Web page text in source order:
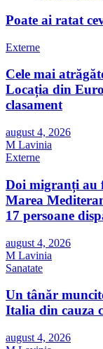
Poate ai ratat
Externe
Cele mai
Locația din
clasament
august 4, 2026
M Lavinia
Externe
Doi migranți au
Marea
17 persoane
august 4, 2026
M Lavinia
Sanatate
Un tânăr
Italia din cauza
august 4, 2026